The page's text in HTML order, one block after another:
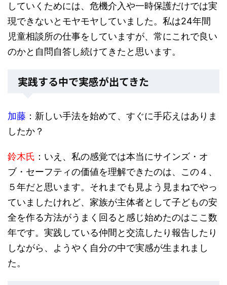
していくためには、危機介入や一時保護だけでは実
現できないとモヤモヤしていました。私は24年間
児童相談所の仕事をしていますが、常にこれで良い
のかと自問自答し続けてきたと思います。
実践する中で実感が出てきた
加藤 ：新しい手法を始めて、すぐに手応えはありま
したか？
鈴木氏 ：いえ、私の感覚では本当にサインズ・オ
ブ・セーフティの価値を理解できたのは、この４、
５年だと思います。それまでも見よう見まねでやっ
ていましたけれど、家族が主体者として子どもの安
全を作る方法がうまく回ると感じ始めたのはここ数
年です。実践している仲間と交流したり報告したり
しながら、ようやく自分の中で実感が生まれまし
た。